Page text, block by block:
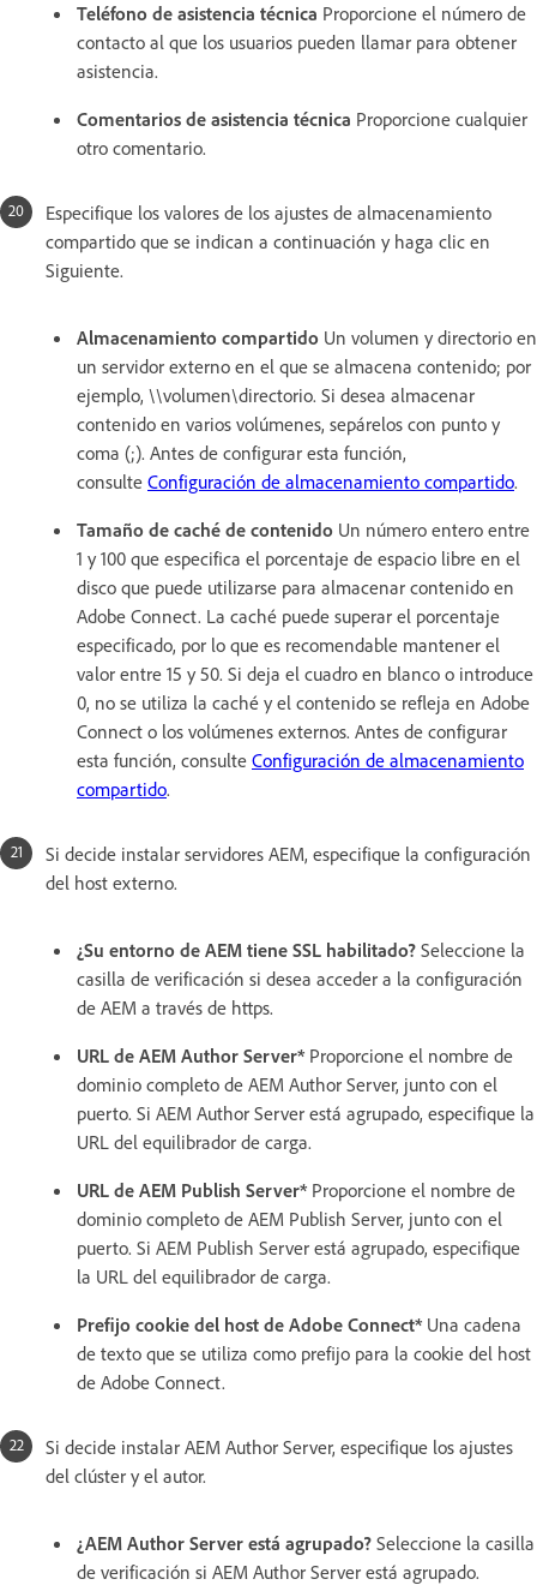
Teléfono de asistencia técnica Proporcione el número de
contacto al que los usuarios pueden llamar para obtener
asistencia.
Comentarios de asistencia técnica Proporcione cualquier
otro comentario.
Especifique los valores de los ajustes de almacenamiento
compartido que se indican a continuación y haga clic en
Siguiente.
Almacenamiento compartido Un volumen y directorio en
un servidor externo en el que se almacena contenido; por
ejemplo, \\volumen\directorio. Si desea almacenar
contenido en varios volúmenes, sepárelos con punto y
coma (;). Antes de configurar esta función,
consulte Configuración de almacenamiento compartido.
Tamaño de caché de contenido Un número entero entre
1 y 100 que especifica el porcentaje de espacio libre en el
disco que puede utilizarse para almacenar contenido en
Adobe Connect. La caché puede superar el porcentaje
especificado, por lo que es recomendable mantener el
valor entre 15 y 50. Si deja el cuadro en blanco o introduce
0, no se utiliza la caché y el contenido se refleja en Adobe
Connect o los volúmenes externos. Antes de configurar
esta función, consulte Configuración de almacenamiento
compartido.
Si decide instalar servidores AEM, especifique la configuración
del host externo.
¿Su entorno de AEM tiene SSL habilitado? Seleccione la
casilla de verificación si desea acceder a la configuración
de AEM a través de https.
URL de AEM Author Server* Proporcione el nombre de
dominio completo de AEM Author Server, junto con el
puerto. Si AEM Author Server está agrupado, especifique la
URL del equilibrador de carga.
URL de AEM Publish Server* Proporcione el nombre de
dominio completo de AEM Publish Server, junto con el
puerto. Si AEM Publish Server está agrupado, especifique
la URL del equilibrador de carga.
Prefijo cookie del host de Adobe Connect* Una cadena
de texto que se utiliza como prefijo para la cookie del host
de Adobe Connect.
Si decide instalar AEM Author Server, especifique los ajustes
del clúster y el autor.
¿AEM Author Server está agrupado? Seleccione la casilla
de verificación si AEM Author Server está agrupado.